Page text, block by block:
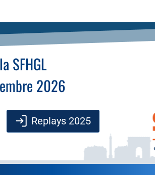
SFHGL
2026
Replays 2025